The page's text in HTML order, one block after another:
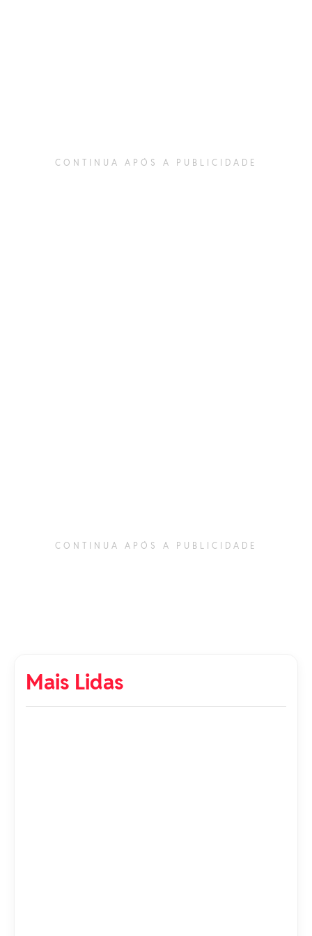
CONTINUA APÓS A PUBLICIDADE
CONTINUA APÓS A PUBLICIDADE
Mais Lidas